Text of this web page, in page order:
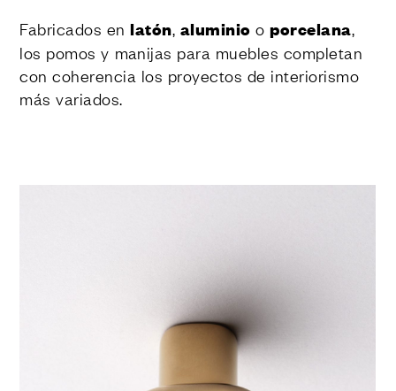
Fabricados enlatón, aluminio oporcelana,
los pomos y manijas para muebles completan
con coherencia los proyectos de interiorismo
más variados.